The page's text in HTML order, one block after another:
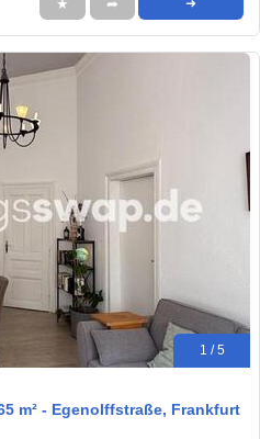
★ ➦ ➜
1 / 5
m² - Egenolffstraße, Frankfurt